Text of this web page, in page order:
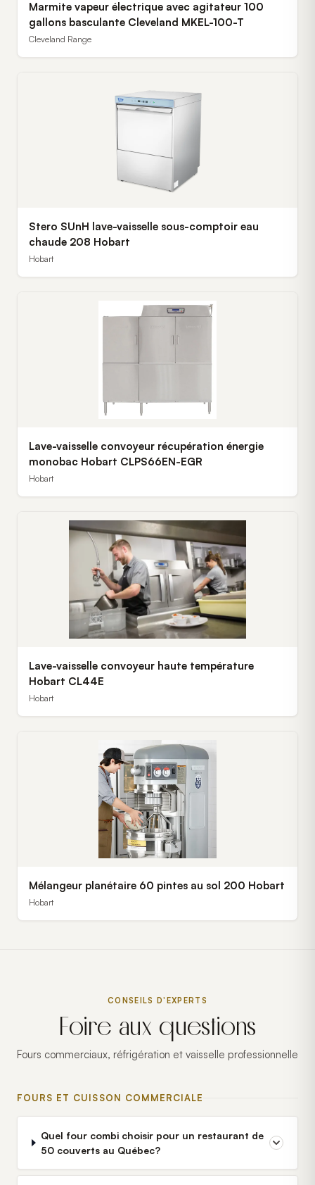
Marmite vapeur électrique avec agitateur 100
gallons basculante Cleveland MKEL-100-T
Cleveland Range
Stero SUnH lave-vaisselle sous-comptoir eau
chaude 208 Hobart
Hobart
Lave-vaisselle convoyeur récupération énergie
monobac Hobart CLPS66EN-EGR
Hobart
Lave-vaisselle convoyeur haute température
Hobart CL44E
Hobart
Mélangeur planétaire 60 pintes au sol 200 Hobart
Hobart
CONSEILS D'EXPERTS
Foire aux questions
Fours commerciaux, réfrigération et vaisselle professionnelle
FOURS ET CUISSON COMMERCIALE
Quel four combi choisir pour un restaurant de
50 couverts au Québec?